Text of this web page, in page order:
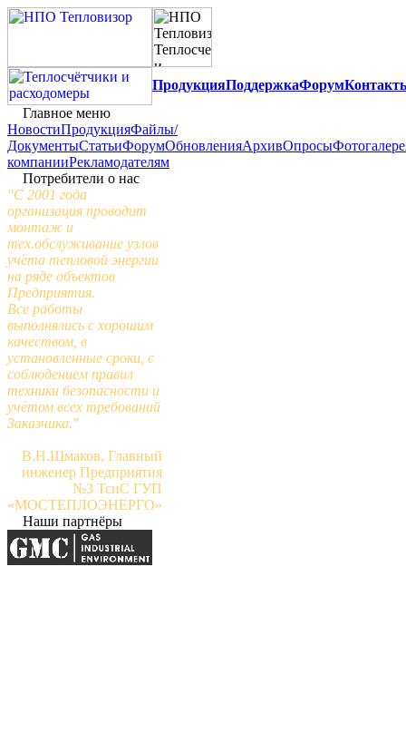
ПродукцияПоддержкаФорум
Главное меню
НовостиПродукцияФайлы/
ДокументыСтатьиФорумОбновленияАрхивОпросы
компанииРекламодателям
Потребители о нас
"С 2001 года
организация проводит
монтаж и
тех.обслуживание узлов
учёта тепловой энергии
на ряде объектов
Предприятия.
Все работы
выполнялись с хорошим
качеством, в
установленные сроки, с
соблюдением правил
техники безопасности и
учётом всех требований
Заказчика."
В.Н.Шмаков, Главный
инженер Предприятия
№3 ТсиС ГУП
«МОСТЕПЛОЭНЕРГО»
Наши партнёры